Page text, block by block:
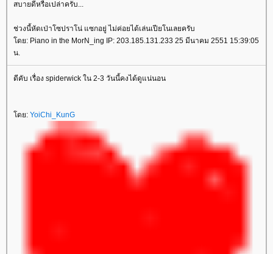
สบายดีหรือเปล่าครับ...
ช่วงนี้หัดเป่าโซปราโน่ แซกอยู่ ไม่ค่อยได้เล่นเปียโนเลยครับ
โดย: Piano in the MorN_ing IP: 203.185.131.233 25 มีนาคม 2551 15:39:05
น.
ดีคับ เรื่อง spiderwick ใน 2-3 วันนี้คงได้ดูแน่นอน
โดย: YoiChi_KunG